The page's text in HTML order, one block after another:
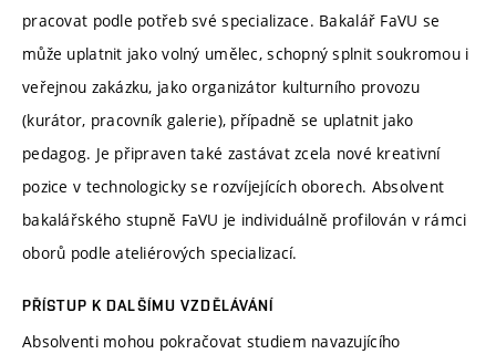
pracovat podle potřeb své specializace. Bakalář FaVU se
může uplatnit jako volný umělec, schopný splnit soukromou i
veřejnou zakázku, jako organizátor kulturního provozu
(kurátor, pracovník galerie), případně se uplatnit jako
pedagog. Je připraven také zastávat zcela nové kreativní
pozice v technologicky se rozvíjejících oborech. Absolvent
bakalářského stupně FaVU je individuálně profilován v rámci
oborů podle ateliérových specializací.
PŘÍSTUP K DALŠÍMU VZDĚLÁVÁNÍ
Absolventi mohou pokračovat studiem navazujícího